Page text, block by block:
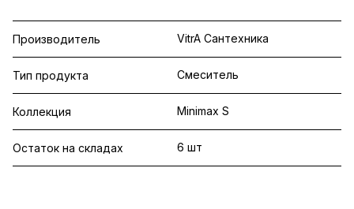
Производитель VitrA Сантехника
Тип продукта Смеситель
Коллекция Minimax S
Остаток на складах 6 шт